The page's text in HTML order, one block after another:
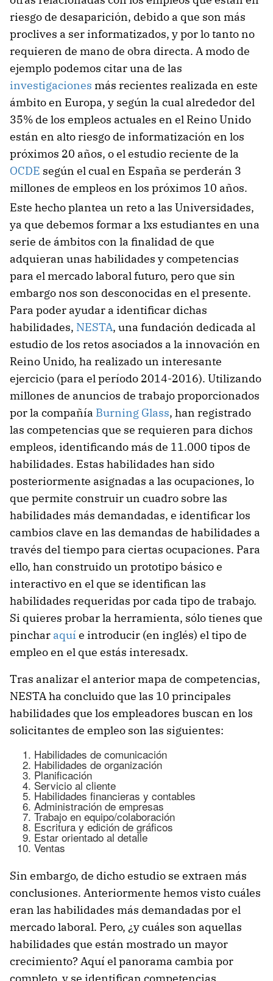
riesgo de desaparición, debido a que son más
proclives a ser informatizados, y por lo tanto no
requieren de mano de obra directa. A modo de
ejemplo podemos citar una de las
investigaciones más recientes realizada en este
ámbito en Europa, y según la cual alrededor del
35% de los empleos actuales en el Reino Unido
están en alto riesgo de informatización en los
próximos 20 años, o el estudio reciente de la
OCDE según el cual en España se perderán 3
millones de empleos en los próximos 10 años.
Este hecho plantea un reto a las Universidades,
ya que debemos formar a lxs estudiantes en una
serie de ámbitos con la finalidad de que
adquieran unas habilidades y competencias
para el mercado laboral futuro, pero que sin
embargo nos son desconocidas en el presente.
Para poder ayudar a identificar dichas
habilidades, NESTA, una fundación dedicada al
estudio de los retos asociados a la innovación en
Reino Unido, ha realizado un interesante
ejercicio (para el período 2014-2016). Utilizando
millones de anuncios de trabajo proporcionados
por la compañía Burning Glass, han registrado
las competencias que se requieren para dichos
empleos, identificando más de 11.000 tipos de
habilidades. Estas habilidades han sido
posteriormente asignadas a las ocupaciones, lo
que permite construir un cuadro sobre las
habilidades más demandadas, e identificar los
cambios clave en las demandas de habilidades a
través del tiempo para ciertas ocupaciones. Para
ello, han construido un prototipo básico e
interactivo en el que se identifican las
habilidades requeridas por cada tipo de trabajo.
Si quieres probar la herramienta, sólo tienes que
pinchar aquí e introducir (en inglés) el tipo de
empleo en el que estás interesadx.
Tras analizar el anterior mapa de competencias,
NESTA ha concluido que las 10 principales
habilidades que los empleadores buscan en los
solicitantes de empleo son las siguientes:
Habilidades de comunicación
Habilidades de organización
Planificación
Servicio al cliente
Habilidades financieras y contables
Administración de empresas
Trabajo en equipo/colaboración
Escritura y edición de gráficos
Estar orientado al detalle
Ventas
Sin embargo, de dicho estudio se extraen más
conclusiones. Anteriormente hemos visto cuáles
eran las habilidades más demandadas por el
mercado laboral. Pero, ¿y cuáles son aquellas
habilidades que están mostrado un mayor
crecimiento? Aquí el panorama cambia por